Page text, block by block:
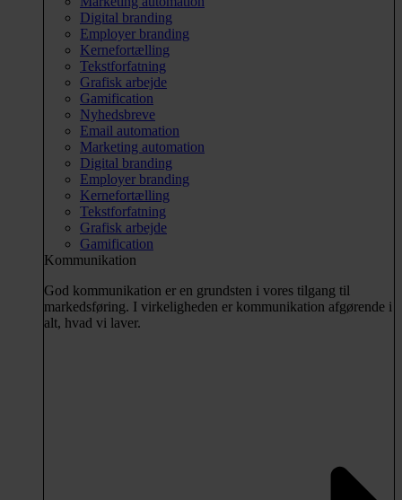
Digital branding
Employer branding
Kernefortælling
Tekstforfatning
Grafisk arbejde
Gamification
Nyhedsbreve
Email automation
Marketing automation
Digital branding
Employer branding
Kernefortælling
Tekstforfatning
Grafisk arbejde
Gamification
Kommunikation
God kommunikation er en grundsten i vores tilgang til
markedsføring. I virkeligheden er kommunikation afgørende i
alt, hvad vi laver.